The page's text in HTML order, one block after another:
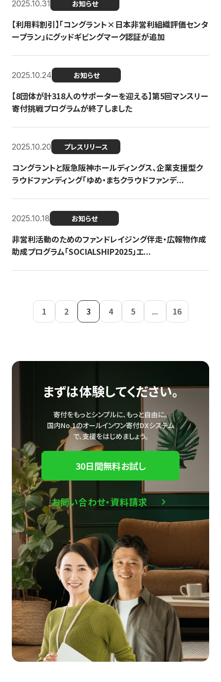
2025.10.31 お知らせ
【利用料割引】「コングラント×日本非営利組織評価センタ
ープラン」にグッドギビングマーク認証が追加
2025.10.24 お知らせ
【8団体が計318人のサポーターを迎える】​​第5回マンスリー
寄付挑戦プログラムが終了しました
2025.10.20 プレスリリース
コングラントと阪急阪神ホールディングス、企業支援型ク
ラウドファンディング「ゆめ・まちクラウドファンデ...
2025.10.18 お知らせ
非営利活動のためのファンドレイジング伴走・広報物作成
助成プログラム「SOCIALSHIP2025」エ...
1 2 3 4 5 ... 16
まずは体験してください。
寄付をもっとシンプルに、もっと自由に。
国内No.1のオールインワン寄付DXシステム
で、支援をはじめましょう。
30日間無料お試し
お問い合わせ・資料請求